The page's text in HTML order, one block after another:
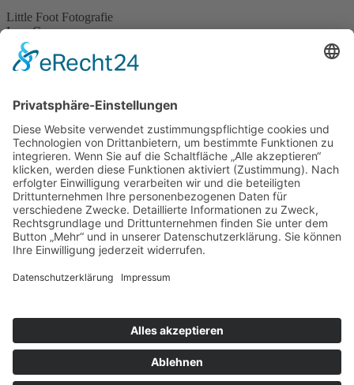
Little Foot Fotografie
Lara Czymerys
Martinstraße 15
45473 Mülheim an der Ruhr
Telefon . 0208 – 778 666 56
Mobil . 0176 – 244 86 222
E-Mail . info@littlefoot-fotografie.de
Impressum
Datenschutz
Cookie-Einstellungen
Home
Pakete & Preise
Newborn
Babybauch